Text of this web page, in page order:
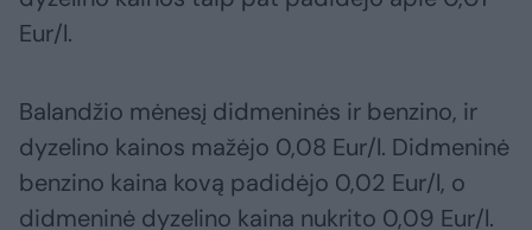
Eur/l.
Balandžio mėnesį didmeninės ir benzino, ir
dyzelino kainos mažėjo 0,08 Eur/l. Didmeninė
benzino kaina kovą padidėjo 0,02 Eur/l, o
didmeninė dyzelino kaina nukrito 0,09 Eur/l.